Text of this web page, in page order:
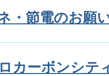
・節電のお願
カーボンシテ